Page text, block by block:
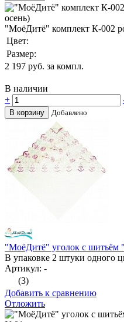
"МоёДитё" комплект К-002
Цвет:
Размер:
2 197 руб. за компл.
В наличии
+
В корзину Добавлено
"МоёДитё" уголок с шитьём
В упаковке 2 штуки одного
Артикул: -
(3)
Добавить к сравнению
Отложить